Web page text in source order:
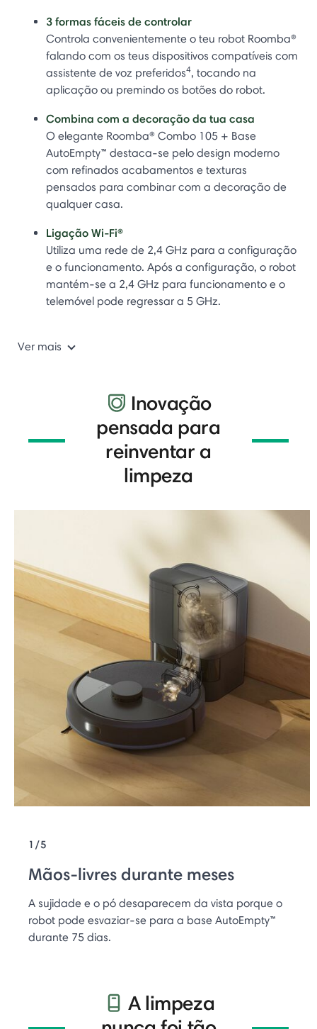
3 formas fáceis de controlar
Controla convenientemente o teu robot Roomba®
falando com os teus dispositivos compatíveis com
assistente de voz preferidos4, tocando na
aplicação ou premindo os botões do robot.
Combina com a decoração da tua casa
O elegante Roomba® Combo 105 + Base
AutoEmpty™ destaca-se pelo design moderno
com refinados acabamentos e texturas
pensados para combinar com a decoração de
qualquer casa.
Ligação Wi-Fi®
Utiliza uma rede de 2,4 GHz para a configuração
e o funcionamento. Após a configuração, o robot
mantém-se a 2,4 GHz para funcionamento e o
telemóvel pode regressar a 5 GHz.
Ver mais
Inovação
pensada para
reinventar a
limpeza
1/5
Mãos-livres durante meses
A sujidade e o pó desaparecem da vista porque o
robot pode esvaziar-se para a base AutoEmpty™
durante 75 dias.
A limpeza